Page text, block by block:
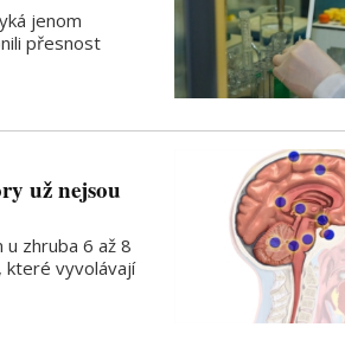
jenom
přesnost
už nejsou
zhruba 6 až 8
které vyvolávají